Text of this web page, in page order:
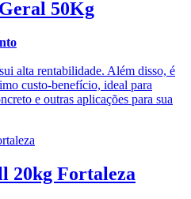
50Kg
alta rentabilidade. Além disso, é
custo-benefício, ideal para
e outras aplicações para sua
20kg Fortaleza